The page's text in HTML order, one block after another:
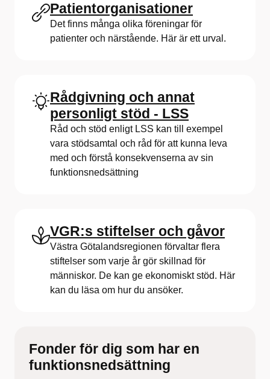
Patientorganisationer
Det finns många olika föreningar för
patienter och närstående. Här är ett urval.
Rådgivning och annat
personligt stöd - LSS
Råd och stöd enligt LSS kan till exempel
vara stödsamtal och råd för att kunna leva
med och förstå konsekvenserna av sin
funktionsnedsättning
VGR:s stiftelser och gåvor
Västra Götalandsregionen förvaltar flera
stiftelser som varje år gör skillnad för
människor. De kan ge ekonomiskt stöd. Här
kan du läsa om hur du ansöker.
Fonder för dig som har en
funktionsnedsättning